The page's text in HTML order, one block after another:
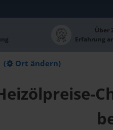
Über
Erfahrung
( Ort ändern)